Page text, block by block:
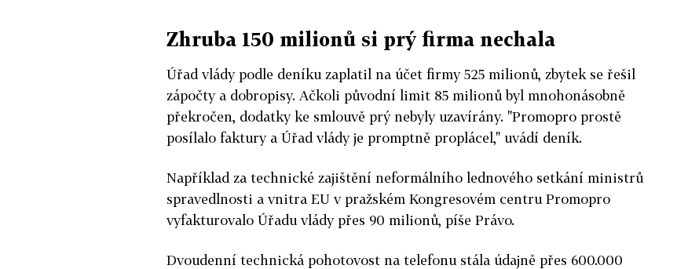
Zhruba 150 milionů si prý firma nechala
Úřad vlády podle deníku zaplatil na účet firmy 525 milionů, zbytek se řešil
zápočty a dobropisy. Ačkoli původní limit 85 milionů byl mnohonásobně
překročen, dodatky ke smlouvě prý nebyly uzavírány. "Promopro prostě
posílalo faktury a Úřad vlády je promptně proplácel," uvádí deník.
Například za technické zajištění neformálního lednového setkání ministrů
spravedlnosti a vnitra EU v pražském Kongresovém centru Promopro
vyfakturovalo Úřadu vlády přes 90 milionů, píše Právo.
Dvoudenní technická pohotovost na telefonu stála údajně přes 600.000